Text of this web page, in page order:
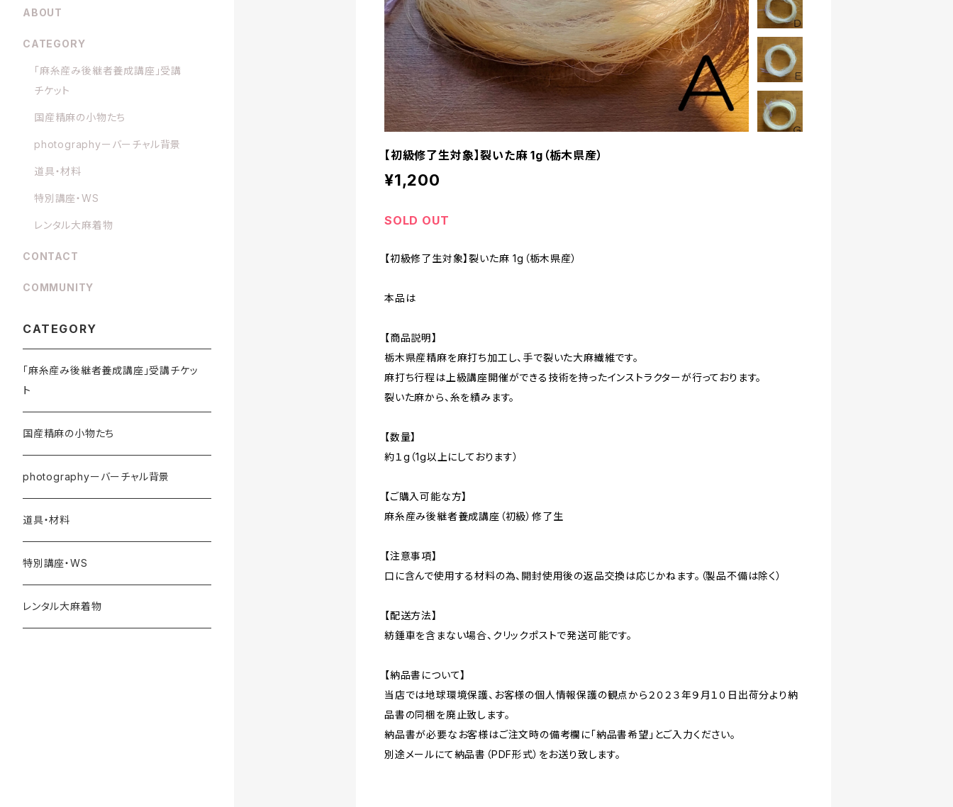
【初級修了生対象】裂いた麻 1g（栃木県産）
¥1,200
SOLD OUT
【初級修了生対象】裂いた麻 1g（栃木県産）
本品は
【商品説明】
栃木県産精麻を麻打ち加工し、手で裂いた大麻繊維です。
麻打ち行程は上級講座開催ができる技術を持ったインストラクターが行っております。
裂いた麻から、糸を績みます。
【数量】
約１g（1g以上にしております）
【ご購入可能な方】
麻糸産み後継者養成講座（初級）修了生
【注意事項】
口に含んで使用する材料の為、開封使用後の返品交換は応じかねます。（製品不備は除く）
【配送方法】
紡錘車を含まない場合、クリックポストで発送可能です。
【納品書について】
当店では地球環境保護、お客様の個人情報保護の観点から２０２３年９月１０日出荷分より納
品書の同梱を廃止致します。
納品書が必要なお客様はご注文時の備考欄に「納品書希望」とご入力ください。
別途メールにて納品書（PDF形式）をお送り致します。
ABOUT
CATEGORY
「麻糸産み後継者養成講座」受講
チケット
国産精麻の小物たち
photographyーバーチャル背景
道具・材料
特別講座・WS
レンタル大麻着物
CONTACT
COMMUNITY
CATEGORY
「麻糸産み後継者養成講座」受講チケッ
ト
国産精麻の小物たち
photographyーバーチャル背景
道具・材料
特別講座・WS
レンタル大麻着物